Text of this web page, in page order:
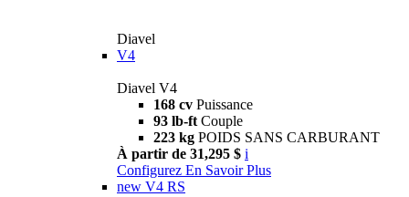
Diavel
V4
Diavel V4
168 cv Puissance
93 lb-ft Couple
223 kg POIDS SANS CARBURANT
À partir de 31,295 $ i
Configurez En Savoir Plus
new V4 RS